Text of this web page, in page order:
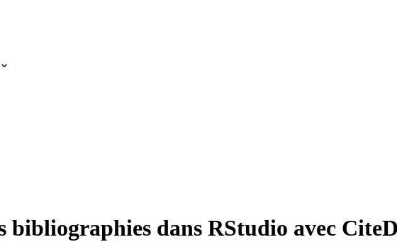
bibliographies dans RStudio avec